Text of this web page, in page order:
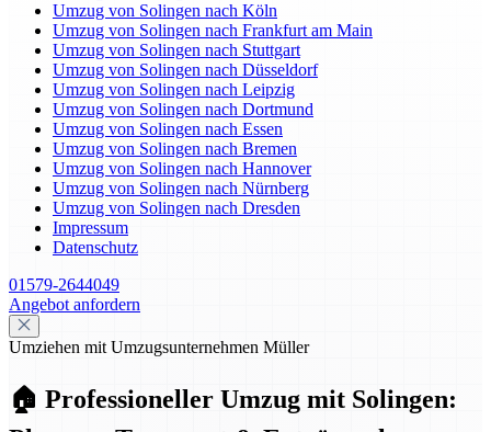
Umzug von Solingen nach Köln
Umzug von Solingen nach Frankfurt am Main
Umzug von Solingen nach Stuttgart
Umzug von Solingen nach Düsseldorf
Umzug von Solingen nach Leipzig
Umzug von Solingen nach Dortmund
Umzug von Solingen nach Essen
Umzug von Solingen nach Bremen
Umzug von Solingen nach Hannover
Umzug von Solingen nach Nürnberg
Umzug von Solingen nach Dresden
Impressum
Datenschutz
01579-2644049
Angebot anfordern
Umziehen mit Umzugsunternehmen Müller
🏠 Professioneller Umzug mit Solingen: